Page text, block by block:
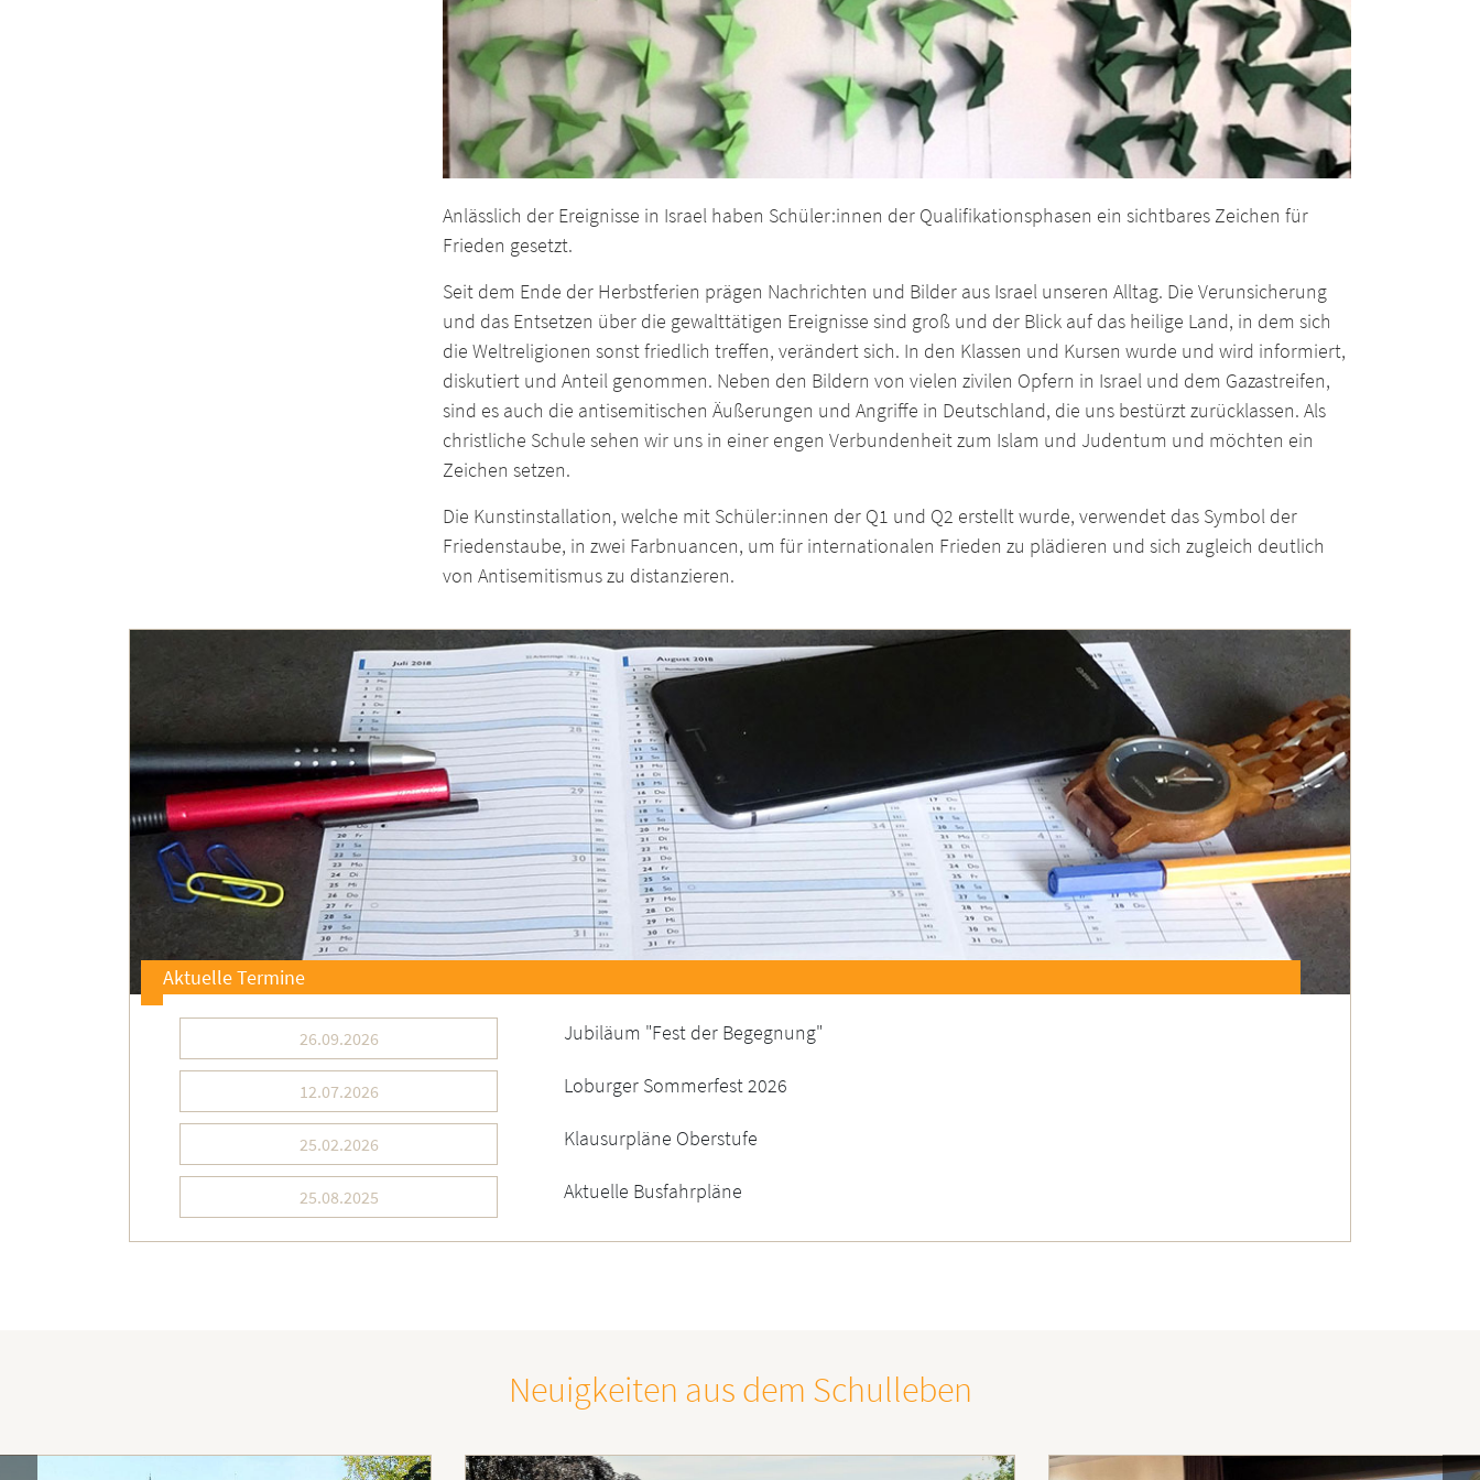
Anlässlich der Ereignisse in Israel haben Schüler:innen der Qualifikationsphasen ein sichtbares Zeichen für
Frieden gesetzt.
Seit dem Ende der Herbstferien prägen Nachrichten und Bilder aus Israel unseren Alltag. Die Verunsicherung
und das Entsetzen über die gewalttätigen Ereignisse sind groß und der Blick auf das heilige Land, in dem sich
die Weltreligionen sonst friedlich treffen, verändert sich. In den Klassen und Kursen wurde und wird informiert,
diskutiert und Anteil genommen. Neben den Bildern von vielen zivilen Opfern in Israel und dem Gazastreifen,
sind es auch die antisemitischen Äußerungen und Angriffe in Deutschland, die uns bestürzt zurücklassen. Als
christliche Schule sehen wir uns in einer engen Verbundenheit zum Islam und Judentum und möchten ein
Zeichen setzen.
Die Kunstinstallation, welche mit Schüler:innen der Q1 und Q2 erstellt wurde, verwendet das Symbol der
Friedenstaube, in zwei Farbnuancen, um für internationalen Frieden zu plädieren und sich zugleich deutlich
von Antisemitismus zu distanzieren.
Aktuelle Termine
26.09.2026 Jubiläum "Fest der Begegnung"
12.07.2026 Loburger Sommerfest 2026
25.02.2026 Klausurpläne Oberstufe
25.08.2025 Aktuelle Busfahrpläne
Neuigkeiten aus dem Schulleben